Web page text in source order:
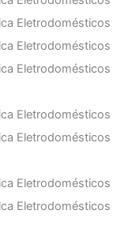
Eletrodomésticos
Eletrodomésticos
Eletrodomésticos
Eletrodomésticos
Eletrodomésticos
Eletrodomésticos